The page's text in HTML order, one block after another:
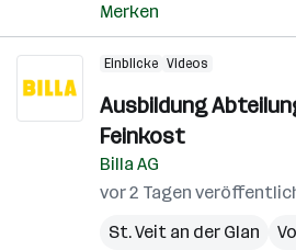
Merken
Einblicke Videos
Ausbildung
Feinkost
Billa AG
vor 2 Tagen
St. Veit an der Glan